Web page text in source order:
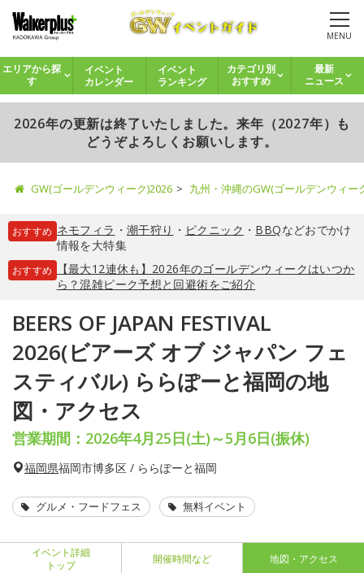
MENU
エリアから探
す
イベント
カレンダー
イベント
ランキング
カテゴリ別
おすすめ
最新
ニュース
2026年の更新は終了いたしました。来年（2027年）も
どうぞよろしくお願いします。
GW(ゴールデンウィーク)2026 九州・沖縄のGW(ゴールデンウィ
おすすめ ネモフィラ ・ 潮干狩り ・ ピクニック ・ BBQなどおでかけ
情報を大特集
おすすめ
【最大12連休も】2026年のゴールデンウィークはいつか
ら？混雑ピーク予想と回避術をご紹介
BEERS OF JAPAN FESTIVAL
2026(ビアーズ オブ ジャパン フェ
スティバル) ららぽーと福岡の地
図・アクセス
営業期間：2026年4月25日(土)～5月6日(振休)
福岡県福岡市博多区 / ららぽーと福岡
グルメ・フードフェス 無料イベント
イベント詳細
トップ
開催時間など 地図・アクセス